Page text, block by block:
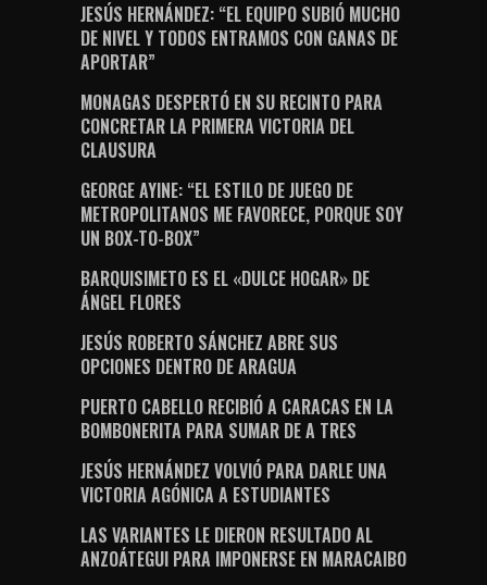
JESÚS HERNÁNDEZ: “EL EQUIPO SUBIÓ MUCHO
DE NIVEL Y TODOS ENTRAMOS CON GANAS DE
APORTAR”
MONAGAS DESPERTÓ EN SU RECINTO PARA
CONCRETAR LA PRIMERA VICTORIA DEL
CLAUSURA
GEORGE AYINE: “EL ESTILO DE JUEGO DE
METROPOLITANOS ME FAVORECE, PORQUE SOY
UN BOX-TO-BOX”
BARQUISIMETO ES EL «DULCE HOGAR» DE
ÁNGEL FLORES
JESÚS ROBERTO SÁNCHEZ ABRE SUS
OPCIONES DENTRO DE ARAGUA
PUERTO CABELLO RECIBIÓ A CARACAS EN LA
BOMBONERITA PARA SUMAR DE A TRES
JESÚS HERNÁNDEZ VOLVIÓ PARA DARLE UNA
VICTORIA AGÓNICA A ESTUDIANTES
LAS VARIANTES LE DIERON RESULTADO AL
ANZOÁTEGUI PARA IMPONERSE EN MARACAIBO